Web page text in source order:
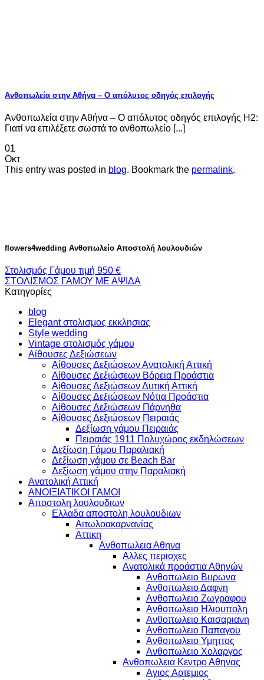
Ανθοπωλεία στην Αθήνα – Ο απόλυτος οδηγός επιλογής
Ανθοπωλεία στην Αθήνα – Ο απόλυτος οδηγός επιλογής H2:
Γιατί να επιλέξετε σωστά το ανθοπωλείο [...]
01
Οκτ
This entry was posted in blog. Bookmark the permalink.
flowers4wedding Ανθοπωλείο Αποστολή λουλουδιών
Στολισμός Γάμου τιμή 950 €
ΣΤΟΛΙΣΜΟΣ ΓΑΜΟΥ ΜΕ ΑΨΙΔΑ
Kατηγορίες
blog
Elegant στολισμος εκκλησιας
Style wedding
Vintage στολισμός γάμου
Αίθουσες Δεξιώσεων
Αίθουσες Δεξιώσεων Ανατολική Αττική
Αίθουσες Δεξιώσεων Βόρεια Προάστια
Αίθουσες Δεξιώσεων Δυτική Αττική
Αίθουσες Δεξιώσεων Νότια Προάστια
Αίθουσες Δεξιώσεων Πάρνηθα
Αίθουσες Δεξιώσεων Πειραιάς
Δεξίωση γάμου Πειραιάς
Πειραιάς 1911 Πολυχώρος εκδηλώσεων
Δεξίωση Γάμου Παραλιακή
Δεξίωση γάμου σε Beach Bar
Δεξίωση γάμου στην Παραλιακή
Ανατολική Αττική
ΑΝΟΙΞΙΑΤΙΚΟΙ ΓΑΜΟΙ
Αποστολη λουλουδιων
Ελλαδα αποστολη λουλουδιων
Αιτωλοακαρνανίας
Αττικη
Ανθοπωλεια Αθηνα
Αλλες περιοχες
Ανατολικά προάστια Αθηνών
Ανθοπωλειο Βυρωνα
Ανθοπωλειο Δαφνη
Ανθοπωλειο Ζωγραφου
Ανθοπωλειο Ηλιουπολη
Ανθοπωλειο Καισαριανη
Ανθοπωλειο Παπαγου
Ανθοπωλειο Υμηττος
Ανθοπωλειο Χολαργος
Ανθοπωλεια Κεντρο Αθηνας
Αγιος Αρτεμιος